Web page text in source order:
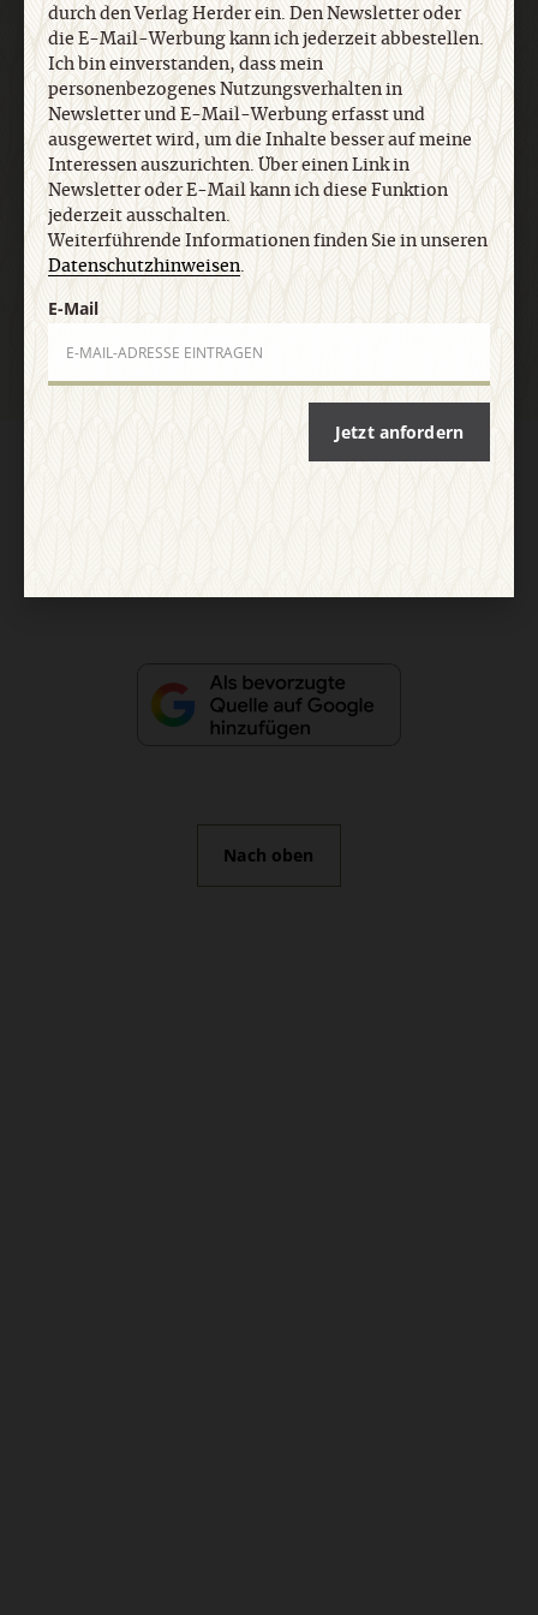
jederzeit ausschalten. Weiterführende
Informationen finden Sie in unseren
Datenschutzhinweisen
E-Mail
Datenschutz
Barrierefreiheit
Nach oben
durch den Verlag Herder ein. Den Newsletter oder
die E-Mail-Werbung kann ich jederzeit abbestellen.
Ich bin einverstanden, dass mein
personenbezogenes Nutzungsverhalten in
Newsletter und E-Mail-Werbung erfasst und
ausgewertet wird, um die Inhalte besser auf meine
Interessen auszurichten. Über einen Link in
Newsletter oder E-Mail kann ich diese Funktion
jederzeit ausschalten.
Weiterführende Informationen finden Sie in unseren
Datenschutzhinweisen.
E-Mail
Jetzt anfordern